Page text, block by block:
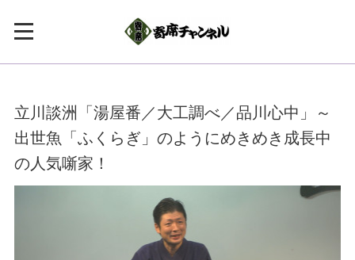
立川談洲「湯屋番／大工調べ／品川心中」～
出世魚「ふくらぎ」のようにめきめき成長中
の人気噺家！